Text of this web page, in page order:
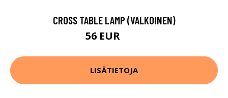
CROSS TABLE LAMP (VALKOINEN)
56 EUR
LISÄTIETOJA